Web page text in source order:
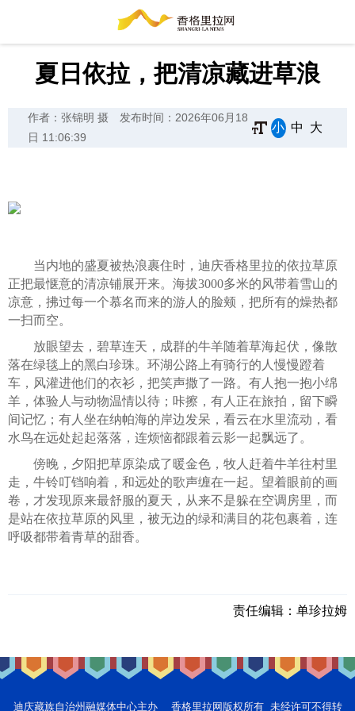
夏日依拉，把清凉藏进草浪
作者：张锦明 摄
发布时间：2026年06月18
日 11:06:39
小 中 大
当内地的盛夏被热浪裹住时，迪庆香格里拉的依拉草原
正把最惬意的清凉铺展开来。海拔3000多米的风带着雪山的
凉意，拂过每一个慕名而来的游人的脸颊，把所有的燥热都
一扫而空。
放眼望去，碧草连天，成群的牛羊随着草海起伏，像散
落在绿毯上的黑白珍珠。环湖公路上有骑行的人慢慢蹬着
车，风灌进他们的衣衫，把笑声撒了一路。有人抱一抱小绵
羊，体验人与动物温情以待；咔擦，有人正在旅拍，留下瞬
间记忆；有人坐在纳帕海的岸边发呆，看云在水里流动，看
水鸟在远处起起落落，连烦恼都跟着云影一起飘远了。
傍晚，夕阳把草原染成了暖金色，牧人赶着牛羊往村里
走，牛铃叮铛响着，和远处的歌声缠在一起。望着眼前的画
卷，才发现原来最舒服的夏天，从来不是躲在空调房里，而
是站在依拉草原的风里，被无边的绿和满目的花包裹着，连
呼吸都带着青草的甜香。
责任编辑： 单珍拉姆
迪庆藏族自治州融媒体中心主办 香格里拉网版权所有 未经许可不得转